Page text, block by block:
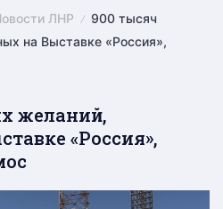
ЛНР
900 тысяч
на Выставке «Россия»,
желаний,
«Россия»,